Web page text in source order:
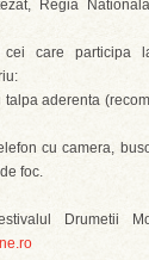
Regia
cei care participa
aderenta
cu camera,
foc.
Drumetii